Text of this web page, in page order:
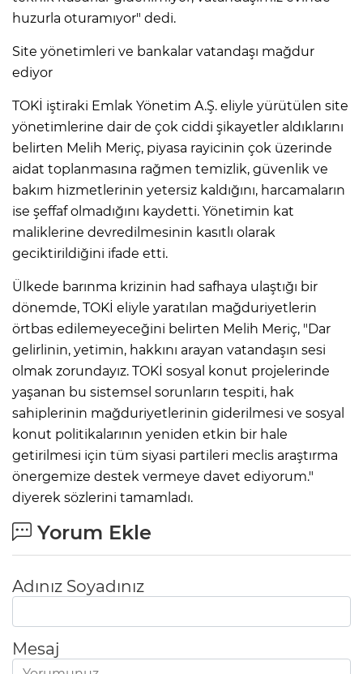
huzurla oturamıyor" dedi.
Site yönetimleri ve bankalar vatandaşı mağdur
ediyor
TOKİ iştiraki Emlak Yönetim A.Ş. eliyle yürütülen site
yönetimlerine dair de çok ciddi şikayetler aldıklarını
belirten Melih Meriç, piyasa rayicinin çok üzerinde
aidat toplanmasına rağmen temizlik, güvenlik ve
bakım hizmetlerinin yetersiz kaldığını, harcamaların
ise şeffaf olmadığını kaydetti. Yönetimin kat
maliklerine devredilmesinin kasıtlı olarak
geciktirildiğini ifade etti.
Ülkede barınma krizinin had safhaya ulaştığı bir
dönemde, TOKİ eliyle yaratılan mağduriyetlerin
örtbas edilemeyeceğini belirten Melih Meriç, "Dar
gelirlinin, yetimin, hakkını arayan vatandaşın sesi
olmak zorundayız. TOKİ sosyal konut projelerinde
yaşanan bu sistemsel sorunların tespiti, hak
sahiplerinin mağduriyetlerinin giderilmesi ve sosyal
konut politikalarının yeniden etkin bir hale
getirilmesi için tüm siyasi partileri meclis araştırma
önergemize destek vermeye davet ediyorum."
diyerek sözlerini tamamladı.
Yorum Ekle
Adınız Soyadınız
Mesaj